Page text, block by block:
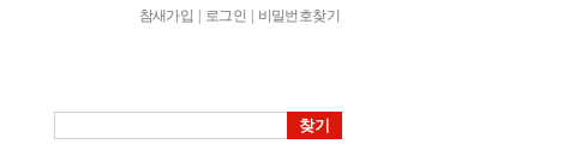
참새가입 로그인 비밀번호찾기